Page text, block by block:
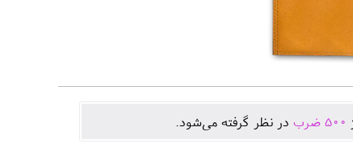
500 ضرب در نظر گرفته می‌شود.